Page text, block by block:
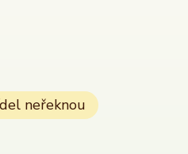
neřeknou